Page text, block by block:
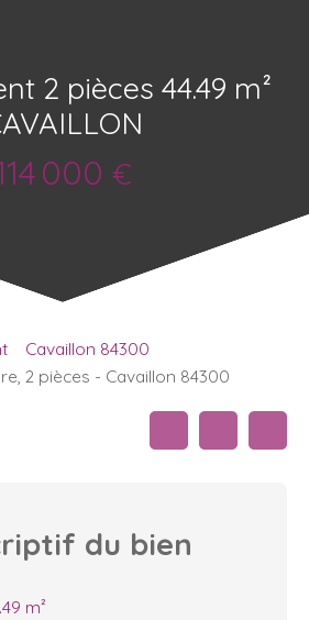
2 pièces 44.49 m²
000 €
Cavaillon 84300
2 pièces - Cavaillon 84300
du bien
m²